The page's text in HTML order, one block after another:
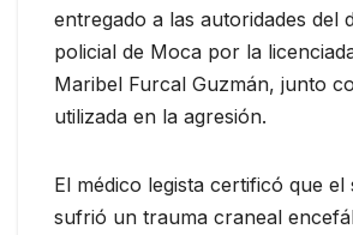
entregado a las autoridades del
policial de Moca por la
Maribel Furcal Guzmán, junto
utilizada en la agresión.
El médico legista certificó que el
sufrió un trauma craneal